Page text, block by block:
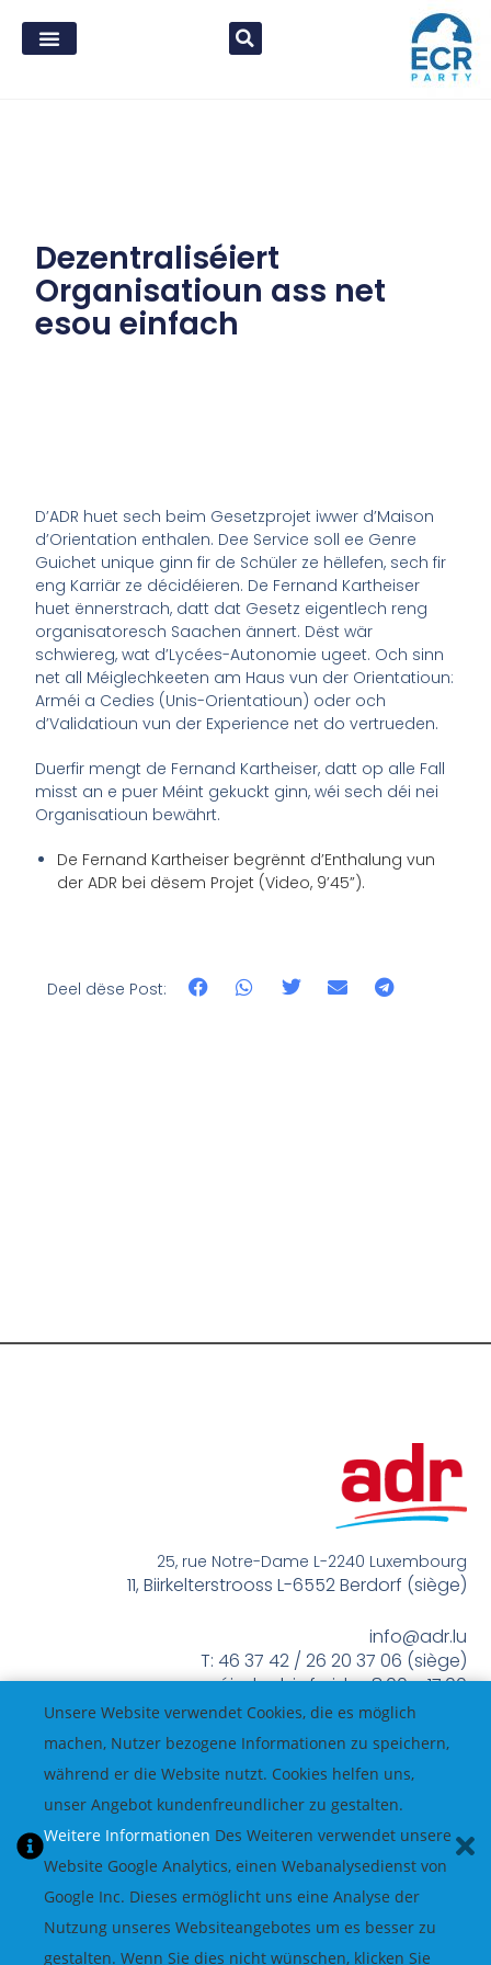
Dezentraliséiert
Organisatioun ass net
esou einfach
D’ADR huet sech beim Gesetzprojet iwwer d’Maison
d’Orientation enthalen. Dee Service soll ee Genre
Guichet unique ginn fir de Schüler ze hëllefen, sech fir
eng Karriär ze décidéieren. De Fernand Kartheiser
huet ënnerstrach, datt dat Gesetz eigentlech reng
organisatoresch Saachen ännert. Dëst wär
schwiereg, wat d’Lycées-Autonomie ugeet. Och sinn
net all Méiglechkeeten am Haus vun der Orientatioun:
Arméi a Cedies (Unis-Orientatioun) oder och
d’Validatioun vun der Experience net do vertrueden.
Duerfir mengt de Fernand Kartheiser, datt op alle Fall
misst an e puer Méint gekuckt ginn, wéi sech déi nei
Organisatioun bewährt.
De Fernand Kartheiser begrënnt d’Enthalung vun
der ADR bei dësem Projet (Video, 9’45”).
Deel dëse Post:
25, rue Notre-Dame L-2240 Luxembourg
11, Biirkelterstrooss L-6552 Berdorf (siège)
info@adr.lu
T: 46 37 42 / 26 20 37 06 (siège)
méindes bis freides 8:00 – 17:00
Unsere Website verwendet Cookies, die es möglich
machen, Nutzer bezogene Informationen zu speichern,
während er die Website nutzt. Cookies helfen uns,
unser Angebot kundenfreundlicher zu gestalten.
Weitere Informationen Des Weiteren verwendet unsere
Website Google Analytics, einen Webanalysedienst von
Google Inc. Dieses ermöglicht uns eine Analyse der
Nutzung unseres Websiteangebotes um es besser zu
gestalten. Wenn Sie dies nicht wünschen, klicken Sie